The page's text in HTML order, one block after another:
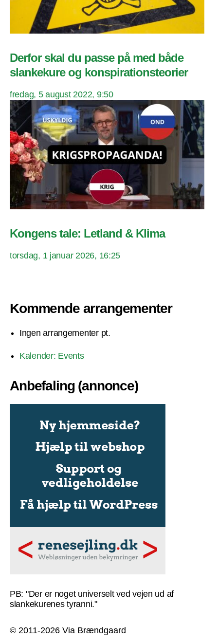
Derfor skal du passe på med både
slankekure og konspirationsteorier
fredag, 5 august 2022, 9:50
Kongens tale: Letland & Klima
torsdag, 1 januar 2026, 16:25
Kommende arrangementer
Ingen arrangementer pt.
Kalender: Events
Anbefaling (annonce)
PB: "Der er noget universelt ved vejen ud af
slankekurenes tyranni."
© 2011-2026 Via Brændgaard